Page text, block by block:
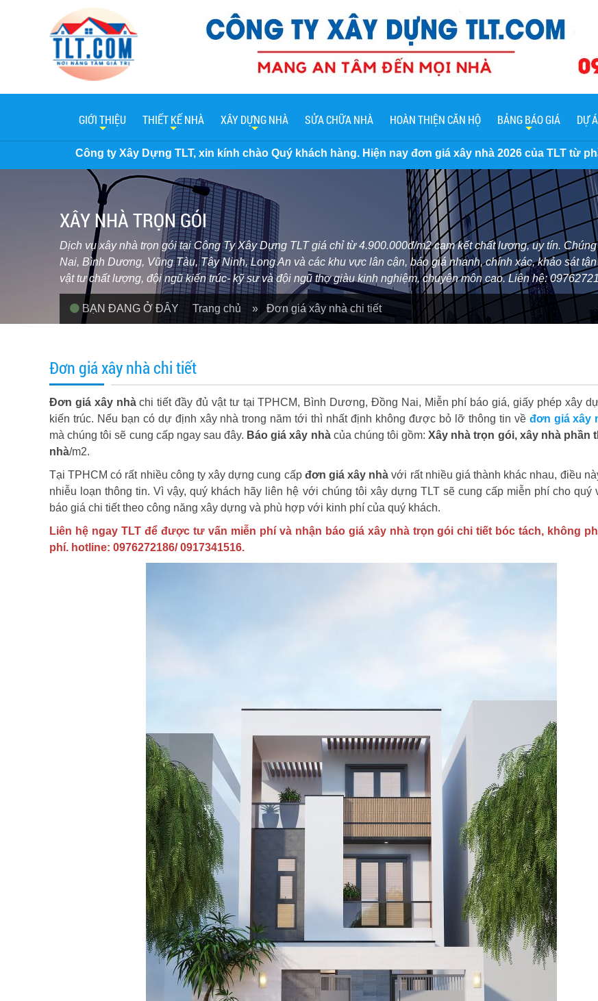
GIỚI THIỆU THIẾT KẾ NHÀ XÂY DỰNG NHÀ SỬA CHỮA NHÀ HOÀN THIỆN CĂN HỘ BẢNG BÁO GIÁ DỰ
ty Xây Dựng TLT, xin kính chào Quý khách hàng. Hiện nay đơn giá xây nhà 2026 của TLT từ phần thô đến trọn
XÂY NHÀ TRỌN GÓI
Dịch vụ xây nhà trọn gói tại Công Ty Xây Dựng TLT giá chỉ từ 4.900.000đ/m2 cam kết chất lượng, uy tín.
Nai, Bình Dương, Vũng Tàu, Tây Ninh, Long An và các khu vực lân cận, báo giá nhanh, chính xác, khảo sát
vật tư chất lượng, đội ngũ kiến trúc- kỹ sư và đội ngũ thợ giàu kinh nghiệm, chuyên môn cao. Liên hệ:
BẠN ĐANG Ở ĐÂY Trang chủ » Đơn giá xây nhà chi tiết
Đơn giá xây nhà chi tiết
Đơn giá xây nhàchi tiết đầy đủ vật tư tại TPHCM, Bình Dương, Đồng Nai, Miễn phí báo giá, giấy phép xây
kiến trúc. Nếu bạn có dự định xây nhà trong năm tới thì nhất định không được bỏ lỡ thông tin về đơn giá xây
mà chúng tôi sẽ cung cấp ngay sau đây. Báo giá xây nhà của chúng tôi gồm:Xây nhà trọn gói, xây nhà phần
nhà/m2.
Tại TPHCM có rất nhiều công ty xây dựng cung cấp đơn giá xây nhà với rất nhiều giá thành khác nhau, điều
nhiễu loạn thông tin. Vì vậy, quý khách hãy liên hệ với chúng tôi xây dựng TLT sẽ cung cấp miễn phí cho quý
báo giá chi tiết theo công năng xây dựng và phù hợp với kinh phí của quý khách.
Liên hệ ngay TLT để được tư vấn miễn phí và nhận báo giá xây nhà trọn gói chi tiết bóc tách, không
phí. hotline: 0976272186/ 0917341516.